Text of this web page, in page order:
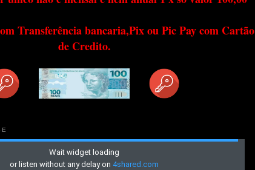
Transferência bancaria,Pix ou Pic Pay com Cartão
de Credito.